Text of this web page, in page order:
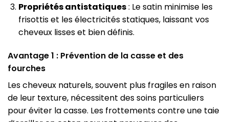
Propriétés antistatiques: Le satin minimise les
frisottis et les électricités statiques, laissant vos
cheveux lisses et bien définis.
Avantage 1 : Prévention de la casse et des
fourches
Les cheveux naturels, souvent plus fragiles en raison
de leur texture, nécessitent des soins particuliers
pour éviter la casse. Les frottements contre une taie